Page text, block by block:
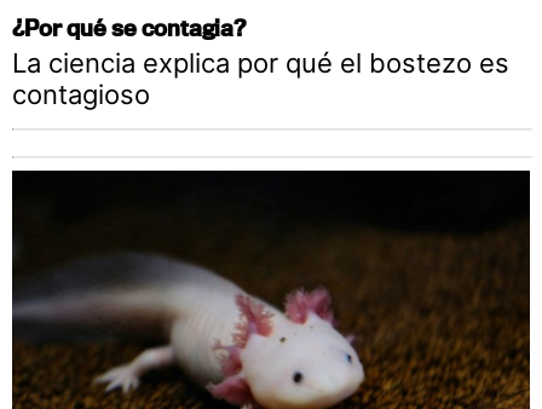
¿Por qué se contagia?
La ciencia explica por qué el bostezo es
contagioso